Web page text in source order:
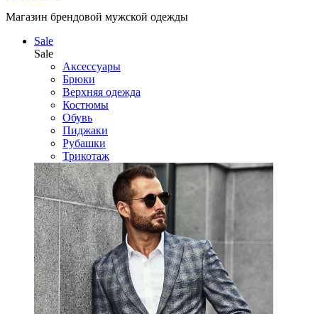
Магазин брендовой мужской одежды
Sale
Sale
Аксессуары
Брюки
Верхняя одежда
Костюмы
Обувь
Пиджаки
Рубашки
Трикотаж